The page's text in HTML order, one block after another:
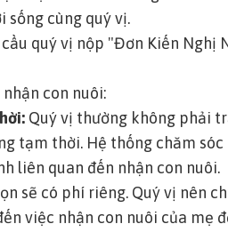
sống cùng quý vị.
quý vị nộp "Đơn Kiến Nghị
con nuôi:
Quý vị thường không phải
tạm thời. Hệ thống chăm sóc
liên quan đến nhận con nuôi.
sẽ có phí riêng. Quý vị nên
việc nhận con nuôi của mẹ